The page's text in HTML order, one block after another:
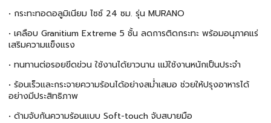
• กระทะทอดอลูมิเนียม ไซซ์ 24 ซม. รุ่น MURANO
• เคลือบ Granitium Extreme 5 ชั้น ลดการติดกระทะ พร้อมอนุภาคแร่
เสริมความแข็งแรง
• ทนทานต่อรอยขีดข่วน ใช้งานได้ยาวนาน แม้ใช้งานหนักเป็นประจำ
• ร้อนเร็วและกระจายความร้อนได้อย่างสม่ำเสมอ ช่วยให้ปรุงอาหารได้
อย่างมีประสิทธิภาพ
• ด้ามจับกันความร้อนแบบ Soft-touch จับสบายมือ